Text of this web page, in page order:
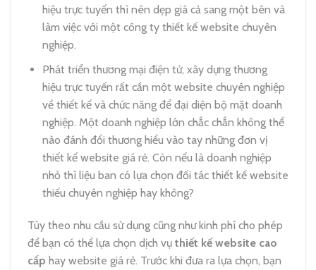
hiệu trực tuyến thì nên dẹp giá cả sang một bên và
làm việc với một công ty thiết kế website chuyên
nghiệp.
Phát triển thương mại điện tử, xây dựng thương
hiệu trực tuyến rất cần một website chuyên nghiệp
về thiết kế và chức năng để đại diện bộ mặt doanh
nghiệp. Một doanh nghiệp lớn chắc chắn không thể
nào đánh đổi thương hiểu vào tay những đơn vị
thiết kế website giá rẻ. Còn nếu là doanh nghiệp
nhỏ thì liệu ban có lựa chọn đối tác thiết kế website
thiếu chuyên nghiệp hay không?
Tùy theo nhu cầu sử dụng cũng như kinh phí cho phép
để bạn có thể lựa chọn dịch vụ thiết kế website cao
cấp hay website giá rẻ. Trước khi đưa ra lựa chọn, bạn